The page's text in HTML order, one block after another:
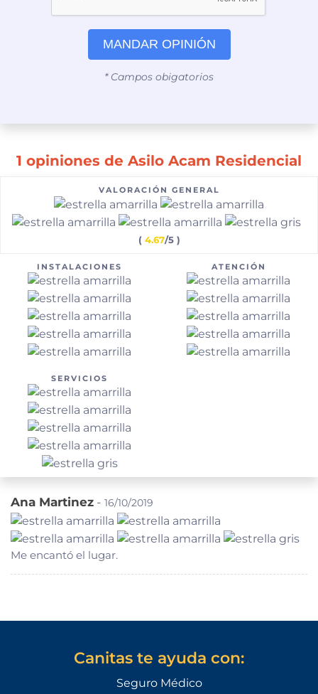
MANDAR OPINIÓN
* Campos obigatorios
1 opiniones de Asilo Acam Residencial
VALORACIÓN GENERAL
( 4.67/5 )
INSTALACIONES ATENCIÓN
SERVICIOS
Ana Martinez - 16/10/2019
Me encantó el lugar.
Canitas te ayuda con:
Seguro Médico